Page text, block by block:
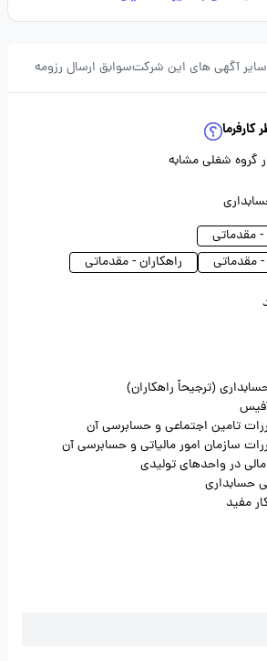
سایر آگهی های این شرکتسوابق ارسال رزومه
راهکاران - مقدماتی
(ترجیحاً راهکاران)
آفیس
تامین اجتماعی و حسابرسی آن
سازمان امور مالیاتی و حسابرسی آن
در واحدهای تولیدی
حسابداری